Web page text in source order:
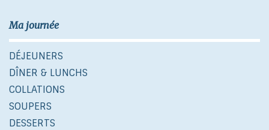
Ma journée
DÉJEUNERS
DÎNER & LUNCHS
COLLATIONS
SOUPERS
DESSERTS